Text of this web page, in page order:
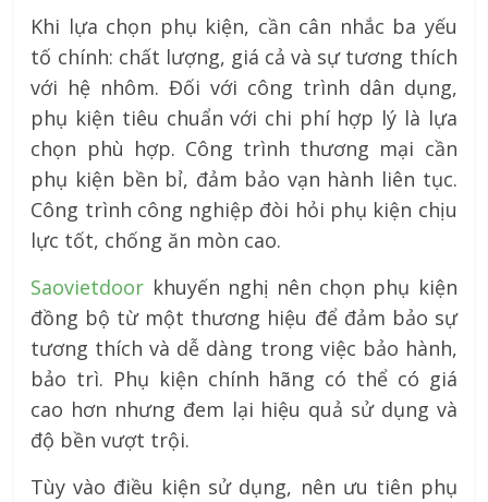
Khi lựa chọn phụ kiện, cần cân nhắc ba yếu
tố chính: chất lượng, giá cả và sự tương thích
với hệ nhôm. Đối với công trình dân dụng,
phụ kiện tiêu chuẩn với chi phí hợp lý là lựa
chọn phù hợp. Công trình thương mại cần
phụ kiện bền bỉ, đảm bảo vạn hành liên tục.
Công trình công nghiệp đòi hỏi phụ kiện chịu
lực tốt, chống ăn mòn cao.
Saovietdoor khuyến nghị nên chọn phụ kiện
đồng bộ từ một thương hiệu để đảm bảo sự
tương thích và dễ dàng trong việc bảo hành,
bảo trì. Phụ kiện chính hãng có thể có giá
cao hơn nhưng đem lại hiệu quả sử dụng và
độ bền vượt trội.
Tùy vào điều kiện sử dụng, nên ưu tiên phụ